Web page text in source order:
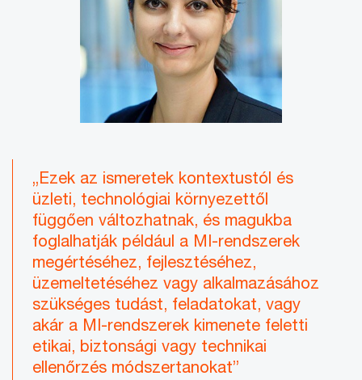
„Ezek az ismeretek kontextustól és
üzleti, technológiai környezettől
függően változhatnak, és magukba
foglalhatják például a MI-rendszerek
megértéséhez, fejlesztéséhez,
üzemeltetéséhez vagy alkalmazásához
szükséges tudást, feladatokat, vagy
akár a MI-rendszerek kimenete feletti
etikai, biztonsági vagy technikai
ellenőrzés módszertanokat”